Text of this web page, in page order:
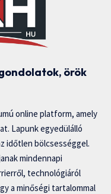
örök
online platform, amely
Lapunk egyedülálló
időtlen bölcsességgel.
mindennapi
technológiáról
a minőségi tartalommal